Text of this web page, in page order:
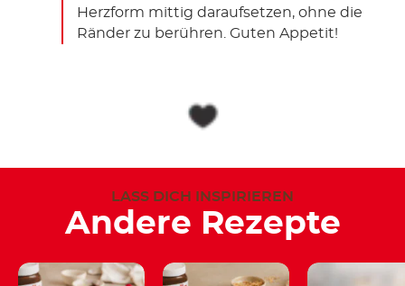
Herzform mittig daraufsetzen, ohne die
Ränder zu berühren. Guten Appetit!
LASS DICH INSPIRIEREN
Andere Rezepte